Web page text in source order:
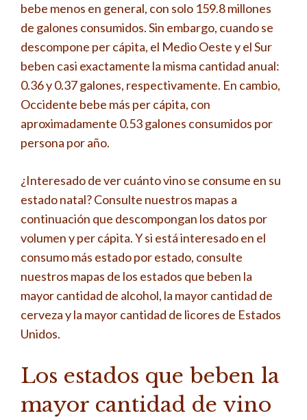
bebe menos en general, con solo 159.8 millones
de galones consumidos. Sin embargo, cuando se
descompone per cápita, el Medio Oeste y el Sur
beben casi exactamente la misma cantidad anual:
0.36 y 0.37 galones, respectivamente. En cambio,
Occidente bebe más per cápita, con
aproximadamente 0.53 galones consumidos por
persona por año.
¿Interesado de ver cuánto vino se consume en su
estado natal? Consulte nuestros mapas a
continuación que descompongan los datos por
volumen y per cápita. Y si está interesado en el
consumo más estado por estado, consulte
nuestros mapas de los estados que beben la
mayor cantidad de alcohol, la mayor cantidad de
cerveza y la mayor cantidad de licores de Estados
Unidos.
Los estados que beben la
mayor cantidad de vino